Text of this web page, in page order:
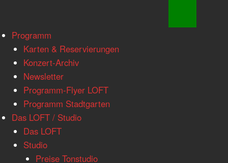
www.loftkoeln.de
navigation
Skip
content
Programm
Karten & Reservierungen
Konzert-Archiv
Newsletter
Programm-Flyer LOFT
Programm Stadtgarten
Das LOFT / Studio
Das LOFT
Studio
Preise Tonstudio